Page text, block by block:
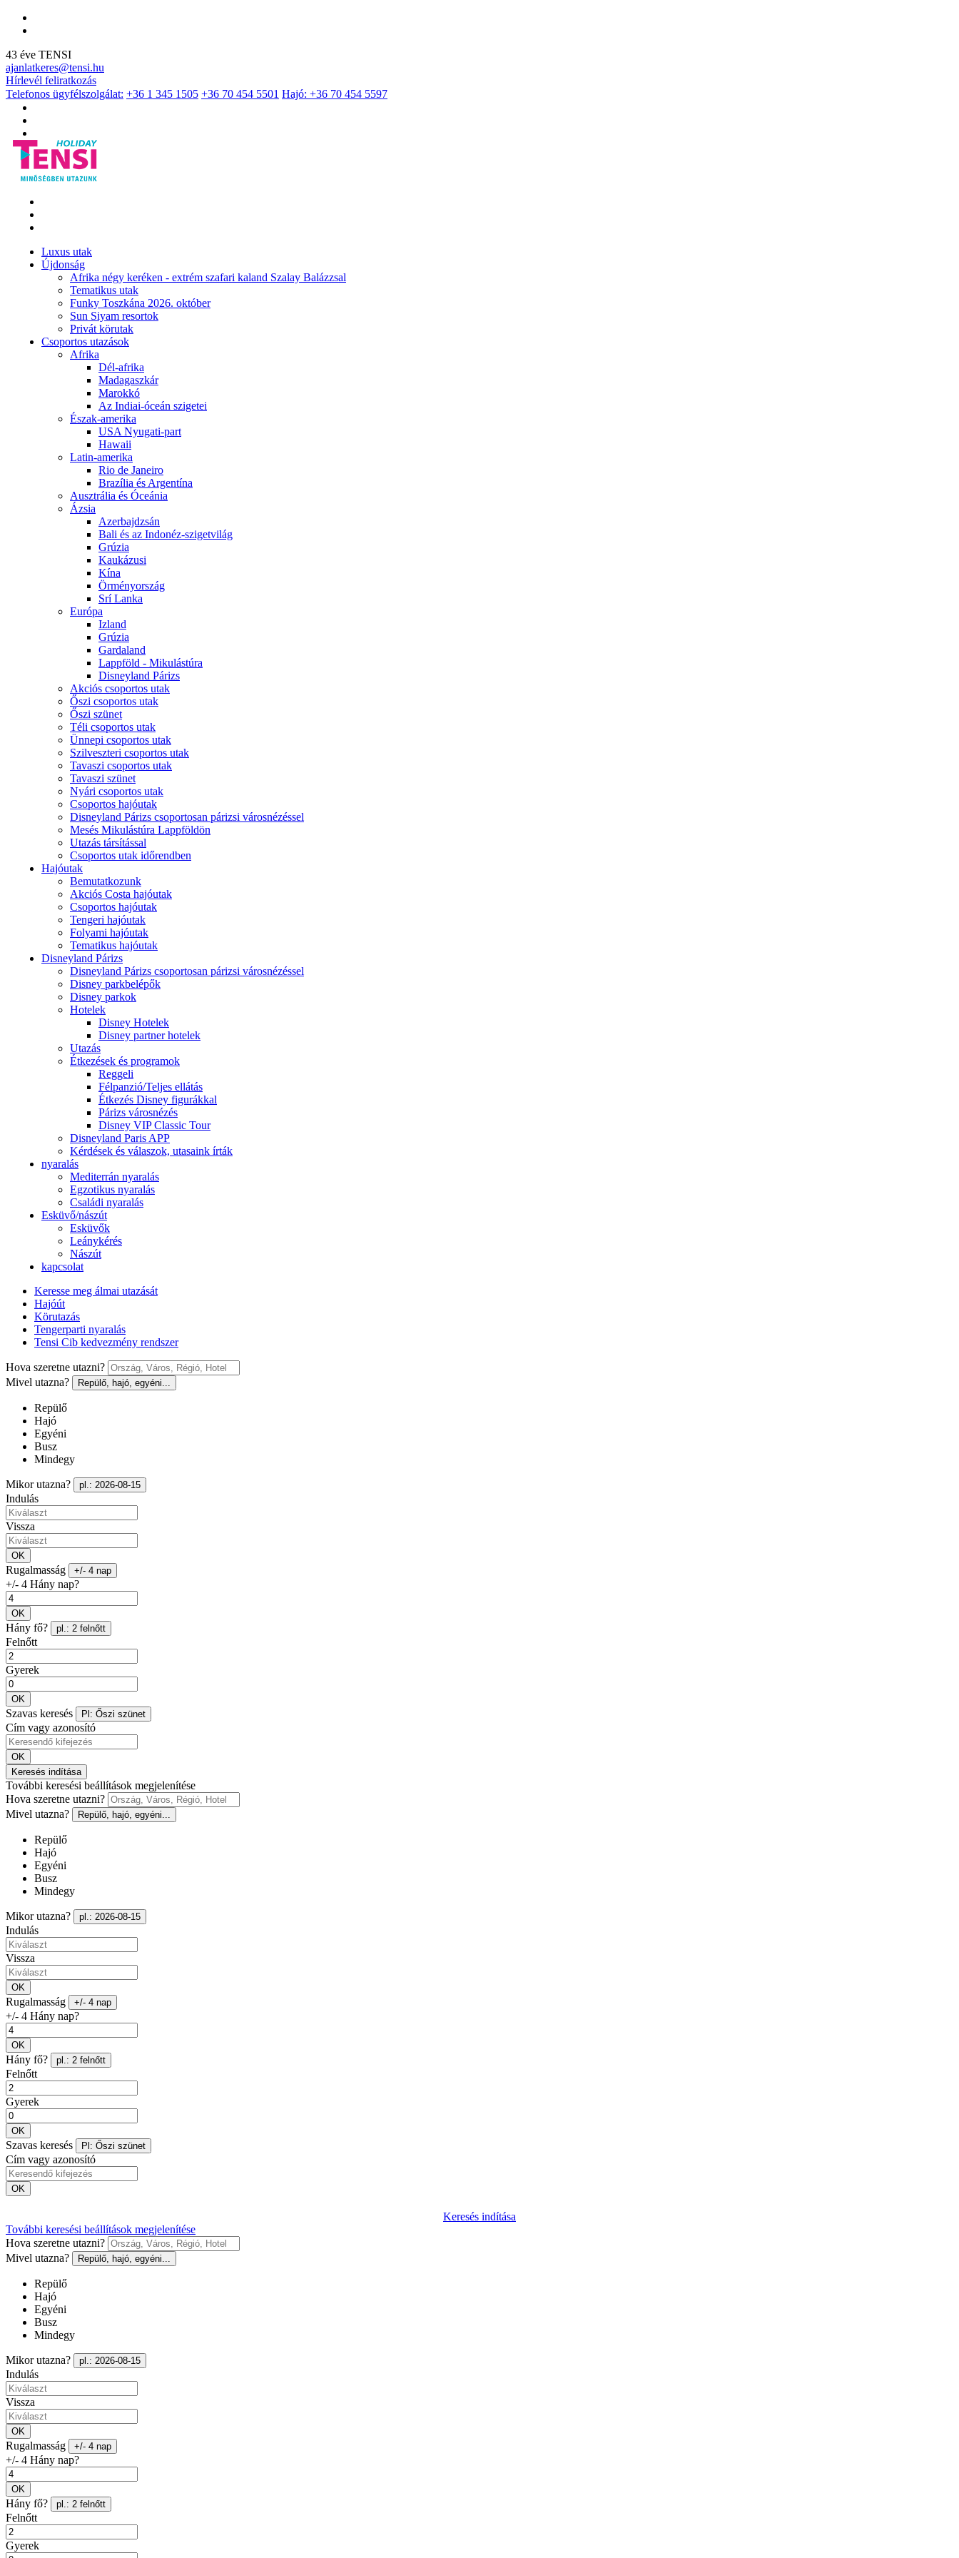
43 éve TENSI
ajanlatkeres@tensi.hu
Hírlevél feliratkozás
Telefonos ügyfélszolgálat: +36 1 345 1505 +36 70 454 5501 Hajó: +36 70 454 5597
Luxus utak
Újdonság
Afrika négy keréken - extrém szafari kaland Szalay Balázzsal
Tematikus utak
Funky Toszkána 2026. október
Sun Siyam resortok
Privát körutak
Csoportos utazások
Afrika
Dél-afrika
Madagaszkár
Marokkó
Az Indiai-óceán szigetei
Észak-amerika
USA Nyugati-part
Hawaii
Latin-amerika
Rio de Janeiro
Brazília és Argentína
Ausztrália és Óceánia
Ázsia
Azerbajdzsán
Bali és az Indonéz-szigetvilág
Grúzia
Kaukázusi
Kína
Örményország
Srí Lanka
Európa
Izland
Grúzia
Gardaland
Lappföld - Mikulástúra
Disneyland Párizs
Akciós csoportos utak
Őszi csoportos utak
Őszi szünet
Téli csoportos utak
Ünnepi csoportos utak
Szilveszteri csoportos utak
Tavaszi csoportos utak
Tavaszi szünet
Nyári csoportos utak
Csoportos hajóutak
Disneyland Párizs csoportosan párizsi városnézéssel
Mesés Mikulástúra Lappföldön
Utazás társítással
Csoportos utak időrendben
Hajóutak
Bemutatkozunk
Akciós Costa hajóutak
Csoportos hajóutak
Tengeri hajóutak
Folyami hajóutak
Tematikus hajóutak
Disneyland Párizs
Disneyland Párizs csoportosan párizsi városnézéssel
Disney parkbelépők
Disney parkok
Hotelek
Disney Hotelek
Disney partner hotelek
Utazás
Étkezések és programok
Reggeli
Félpanzió/Teljes ellátás
Étkezés Disney figurákkal
Párizs városnézés
Disney VIP Classic Tour
Disneyland Paris APP
Kérdések és válaszok, utasaink írták
nyaralás
Mediterrán nyaralás
Egzotikus nyaralás
Családi nyaralás
Esküvő/nászút
Esküvők
Leánykérés
Nászút
kapcsolat
Keresse meg álmai utazását
Hajóút
Körutazás
Tengerparti nyaralás
Tensi Cib kedvezmény rendszer
Hova szeretne utazni?
Mivel utazna?
Repülő, hajó, egyéni...
Repülő
Hajó
Egyéni
Busz
Mindegy
Mikor utazna? pl.: 2026-08-15
Indulás
Vissza
OK
Rugalmasság +/- 4 nap
+/- 4 Hány nap?
OK
Hány fő? pl.: 2 felnőtt
Felnőtt
Gyerek
OK
Szavas keresés Pl: Őszi szünet
Cím vagy azonosító
OK
Keresés indítása
További keresési beállítások megjelenítése
Hova szeretne utazni?
Mivel utazna?
Repülő, hajó, egyéni...
Repülő
Hajó
Egyéni
Busz
Mindegy
Mikor utazna? pl.: 2026-08-15
Indulás
Vissza
OK
Rugalmasság +/- 4 nap
+/- 4 Hány nap?
OK
Hány fő? pl.: 2 felnőtt
Felnőtt
Gyerek
OK
Szavas keresés Pl: Őszi szünet
Cím vagy azonosító
OK
Keresés indítása
További keresési beállítások megjelenítése
Hova szeretne utazni?
Mivel utazna?
Repülő, hajó, egyéni...
Repülő
Hajó
Egyéni
Busz
Mindegy
Mikor utazna? pl.: 2026-08-15
Indulás
Vissza
OK
Rugalmasság +/- 4 nap
+/- 4 Hány nap?
OK
Hány fő? pl.: 2 felnőtt
Felnőtt
Gyerek